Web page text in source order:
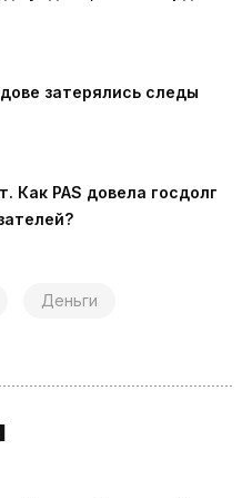
затерялись следы
Как PAS довела госдолг
Деньги